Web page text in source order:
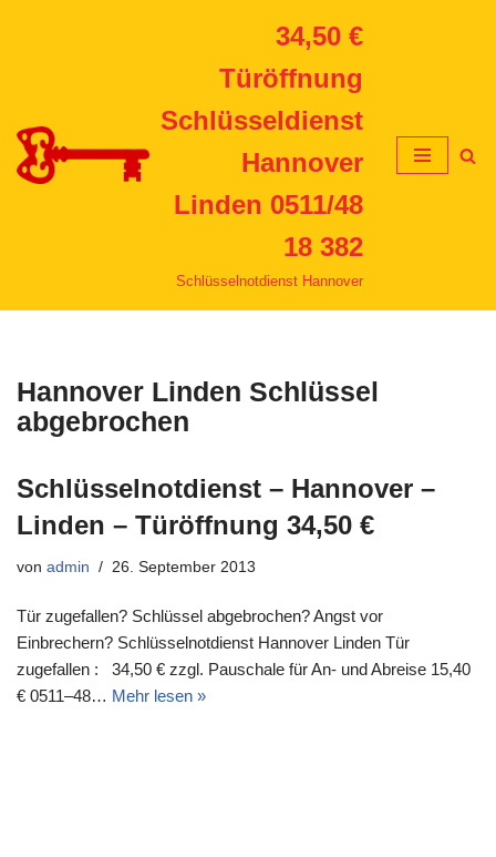
34,50 €
Türöffnung
Schlüsseldienst
Hannover
Linden 0511/48
18 382
Schlüsselnotdienst Hannover
Hannover Linden Schlüssel
abgebrochen
Schlüsselnotdienst – Hannover –
Linden – Türöffnung 34,50 €
von admin 26. September 2013
Tür zugefallen? Schlüssel abgebrochen? Angst vor
Einbrechern? Schlüsselnotdienst Hannover Linden Tür
zugefallen : 34,50 € zzgl. Pauschale für An- und Abreise 15,40
€ 0511–48… Mehr lesen »